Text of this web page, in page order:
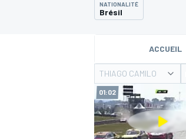
MOTOGP
NATIONALITÉ
Brésil
ACCUEIL
THIAGO CAMILO
01:02